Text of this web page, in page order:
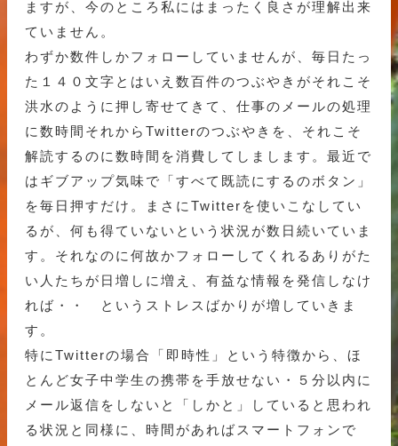
ますが、今のところ私にはまったく良さが理解出来
ていません。
わずか数件しかフォローしていませんが、毎日たっ
た１４０文字とはいえ数百件のつぶやきがそれこそ
洪水のように押し寄せてきて、仕事のメールの処理
に数時間それからTwitterのつぶやきを、それこそ
解読するのに数時間を消費してしまします。最近で
はギブアップ気味で「すべて既読にするのボタン」
を毎日押すだけ。まさにTwitterを使いこなしてい
るが、何も得ていないという状況が数日続いていま
す。それなのに何故かフォローしてくれるありがた
い人たちが日増しに増え、有益な情報を発信しなけ
れば・・ というストレスばかりが増していきま
す。
特にTwitterの場合「即時性」という特徴から、ほ
とんど女子中学生の携帯を手放せない・５分以内に
メール返信をしないと「しかと」していると思われ
る状況と同様に、時間があればスマートフォンで